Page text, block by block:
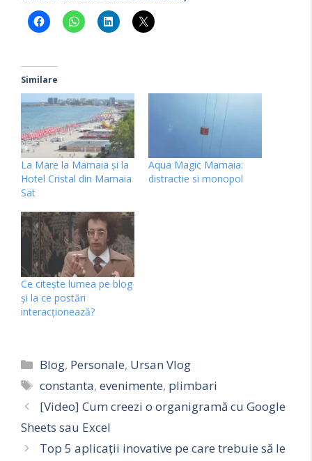
Similare
La Mare la Mamaia și la
Hotel Cristal din Mamaia
Sat
Aqua Magic Mamaia:
distractie si monopol
Ce citește lumea pe blog
și la ce postări
interacționează?
Categorii
Blog, Personale, Ursan Vlog
Etichete
constanta,evenimente, plimbari
[Video] Cum creezi o organigramă cu Google
Sheets sau Excel
Top 5 aplicații inovative pe care trebuie să le